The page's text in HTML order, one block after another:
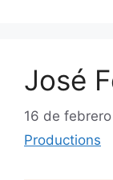
José
16 de
Productions